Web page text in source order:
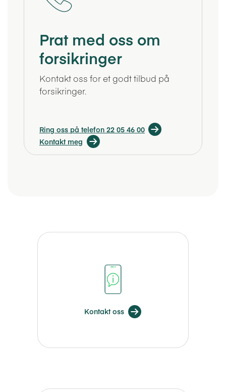
Prat med oss om
forsikringer
Kontakt oss for et godt tilbud på
forsikringer.
Ring oss på telefon 22 05 46 00
Kontakt meg
Kontakt oss